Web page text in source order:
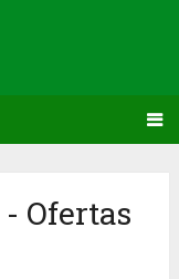
- Ofertas